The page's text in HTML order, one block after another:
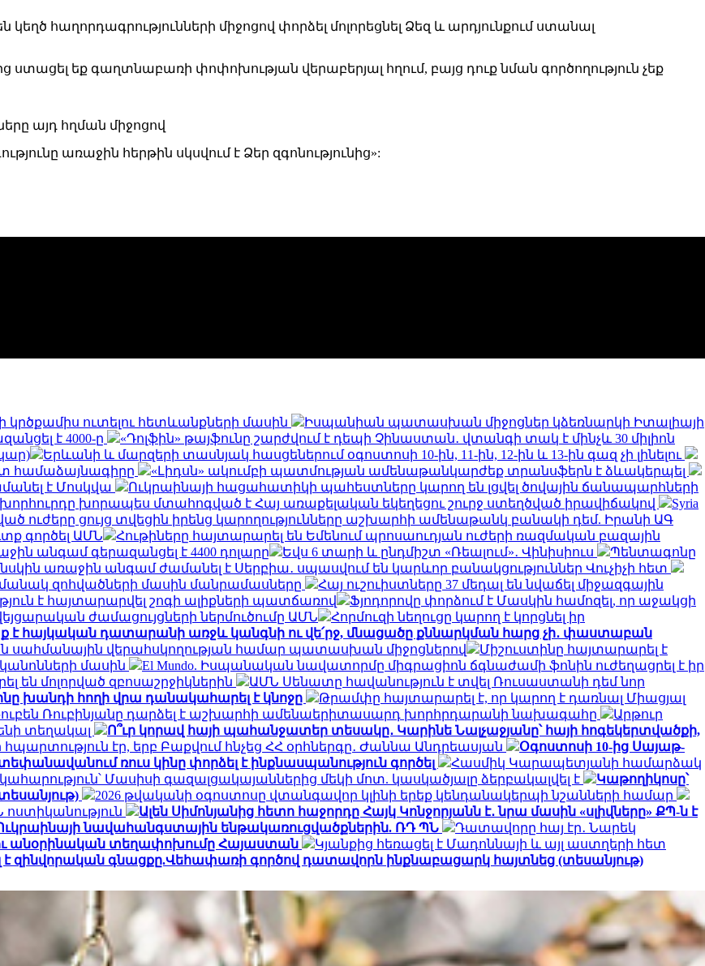
հաղորդագրությունների միջոցով փորձել մոլորեցնել Ձեզ և արդյունքում ստանալ
ստացել եք գաղտնաբառի փոփոխության վերաբերյալ հղում, բայց դուք նման գործողություն չեք
այդ հղման միջոցով
առաջին հերթին սկսվում է Ձեր զգոնությունից»:
կրծքամիս ուտելու հետևանքների մասին
Իսպանիան պատասխան միջոցներ կձեռնարկի Իտալիայի
է 4000-ը
«Դոլֆին» թայֆունը շարժվում է դեպի Չինաստան․ վտանգի տակ է մինչև 30 միլիոն
Երևանի և մարզերի տասնյակ հասցեներում օգոստոսի 10-ին, 11-ին, 12-ին և 13-ին գազ չի լինելու
համաձայնագիրը
«Լիդսն» ակումբի պատմության ամենաթանկարժեք տրանսֆերն է ձևակերպել
է Մոսկվա
Ուկրաինայի հացահատիկի պահեստները կարող են լցվել ծովային ճանապարհների
խորապես մտահոգված է Հայ առաքելական եկեղեցու շուրջ ստեղծված իրավիճակով
Syria
ուժերը ցույց տվեցին իրենց կարողությունները աշխարհի ամենաթանկ բանակի դեմ. Իրանի ԱԳ
գործել ԱՄՆ
Հութիները հայտարարել են Եմենում պրոսաուդյան ուժերի ռազմական բազային
անգամ գերազանցել է 4400 դոլարը Եվս 6 տարի և ընդմիշտ «Ռեալում»․ Վինիսիուս
Պենտագոնը
առաջին անգամ ժամանել է Սերբիա․ սպասվում են կարևոր բանակցություններ Վուչիչի հետ
զոհվածների մասին մանրամասները
Հայ ուշուիստները 37 մեդալ են նվաճել միջազգային
է հայտարարվել շոգի ալիքների պատճառով
Ֆյոդորովը փորձում է Մասկին համոզել, որ աջակցի
ժամացույցների ներմուծումը ԱՄՆ
Հորմուզի նեղուցը կարող է կորցնել իր
է հայկական դատարանի առջև կանգնի ու վե՛րջ, մնացածը քննարկման հարց չի․ փաստաբան
սահմանային վերահսկողության համար պատասխան միջոցներով
Միշուստինը հայտարարել է
մասին
El Mundo. Իսպանական նավատորմը միգրացիոն ճգնաժամի ֆոնին ուժեղացրել է իր
են մոլորված զբոսաշրջիկներին
ԱՄՆ Սենատը հավանություն է տվել Ռուսաստանի դեմ նոր
խանդի հողի վրա դանակահարել է կնոջը
Թրամփը հայտարարել է, որ կարող է դառնալ Միացյալ
Ռուբինյանը դարձել է աշխարհի ամենաերիտասարդ խորհրդարանի նախագահը
Արթուր
տեղակալ
Ո՞ւր կորավ հայի պահանջատեր տեսակը․ Կարինե Նալչաջյանը՝ հայի հոգեկերտվածքի,
էր, երբ Բաքվում հնչեց ՀՀ օրհներգը․ Ժաննա Անդրեասյան
Օգոստոսի 10-ից Սայաթ-
ռուս կինը փորձել է ինքնասպանություն գործել
Հասմիկ Կարապետյանի համարձակ
Մասիսի գազալցակայաններից մեկի մոտ. կասկածյալը ձերբակալվել է
Կաթողիկոսը՝
2026 թվականի օգոստոսը վտանգավոր կլինի երեք կենդանակերպի նշանների համար
ոստիկանություն
Ալեն Սիմոնյանից հետո հաջորդը Հայկ Կոնջորյանն է․ նրա մասին «սլիվները» ՔՊ-ն է
նավահանգստային ենթակառուցվածքներին. ՌԴ ՊՆ
Դատավորը հայ էր․ Նարեկ
անօրինական տեղափոխումը Հայաստան
Կյանքից հեռացել է Մադոննայի և այլ աստղերի հետ
է զինվորական գնացքը.Վեհափառի գործով դատավորն ինքնաբացարկ հայտնեց (տեսանյութ)